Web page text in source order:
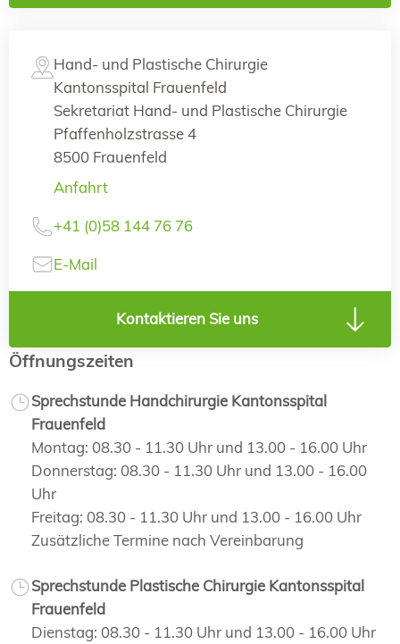
Hand- und Plastische Chirurgie
Kantonsspital Frauenfeld
Sekretariat Hand- und Plastische Chirurgie
Pfaffenholzstrasse 4
8500 Frauenfeld
Anfahrt
+41 (0)58 144 76 76
E-Mail
Kontaktieren Sie uns
Öffnungszeiten
Sprechstunde Handchirurgie Kantonsspital
Frauenfeld
Montag: 08.30 - 11.30 Uhr und 13.00 - 16.00 Uhr
Donnerstag: 08.30 - 11.30 Uhr und 13.00 - 16.00
Uhr
Freitag: 08.30 - 11.30 Uhr und 13.00 - 16.00 Uhr
Zusätzliche Termine nach Vereinbarung
Sprechstunde Plastische Chirurgie Kantonsspital
Frauenfeld
Dienstag: 08.30 - 11.30 Uhr und 13.00 - 16.00 Uhr